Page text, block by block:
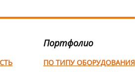
Портфолио
ПО ТИПУ ОБОРУДОВАНИЯ